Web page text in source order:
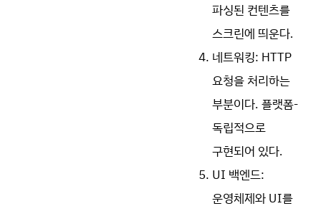
파싱된 컨텐츠를
스크린에 띄운다.
네트워킹: HTTP
요청을 처리하는
부분이다. 플랫폼-
독립적으로
구현되어 있다.
UI 백엔드:
운영체제와 UI를